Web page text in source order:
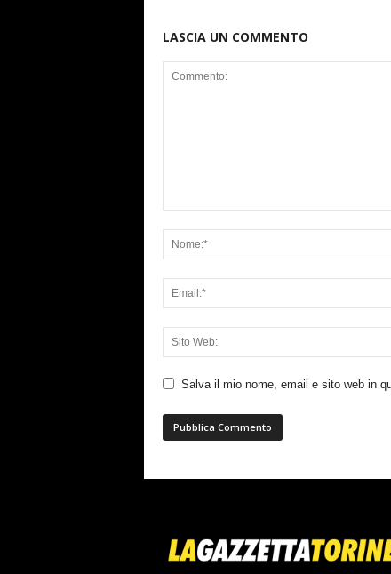
LASCIA UN COMMENTO
Salva il mio nome, email e sito web in